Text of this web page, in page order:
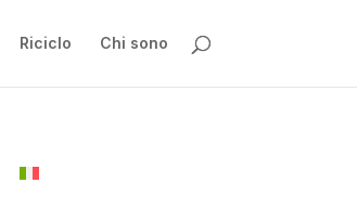
Riciclo Chi sono